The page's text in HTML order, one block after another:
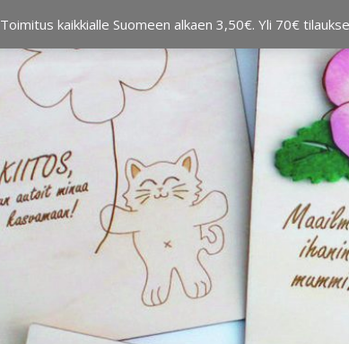
Toimitus kaikkialle Suomeen alkaen 3,50€. Yli 70€